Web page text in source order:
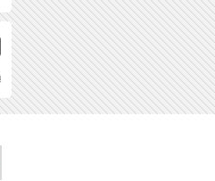
用
アルミビレットレバー
SP(SC86) 用
PHANTOM エキゾーストシス
用
アルミビレットレバー
24- 用
アルミビレットレバー